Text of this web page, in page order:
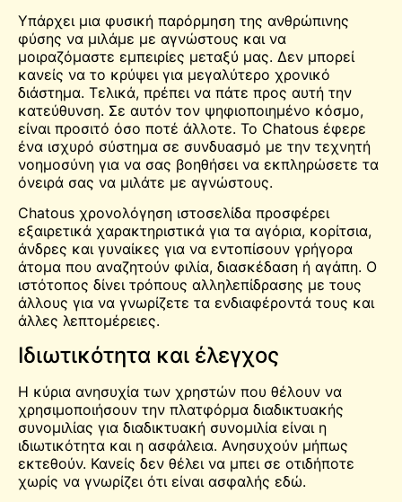
Υπάρχει μια φυσική παρόρμηση της ανθρώπινης
φύσης να μιλάμε με αγνώστους και να
μοιραζόμαστε εμπειρίες μεταξύ μας. Δεν μπορεί
κανείς να το κρύψει για μεγαλύτερο χρονικό
διάστημα. Τελικά, πρέπει να πάτε προς αυτή την
κατεύθυνση. Σε αυτόν τον ψηφιοποιημένο κόσμο,
είναι προσιτό όσο ποτέ άλλοτε. Το Chatous έφερε
ένα ισχυρό σύστημα σε συνδυασμό με την τεχνητή
νοημοσύνη για να σας βοηθήσει να εκπληρώσετε τα
όνειρά σας να μιλάτε με αγνώστους.
Chatous χρονολόγηση ιστοσελίδα προσφέρει
εξαιρετικά χαρακτηριστικά για τα αγόρια, κορίτσια,
άνδρες και γυναίκες για να εντοπίσουν γρήγορα
άτομα που αναζητούν φιλία, διασκέδαση ή αγάπη. Ο
ιστότοπος δίνει τρόπους αλληλεπίδρασης με τους
άλλους για να γνωρίζετε τα ενδιαφέροντά τους και
άλλες λεπτομέρειες.
Ιδιωτικότητα και έλεγχος
Η κύρια ανησυχία των χρηστών που θέλουν να
χρησιμοποιήσουν την πλατφόρμα διαδικτυακής
συνομιλίας για διαδικτυακή συνομιλία είναι η
ιδιωτικότητα και η ασφάλεια. Ανησυχούν μήπως
εκτεθούν. Κανείς δεν θέλει να μπει σε οτιδήποτε
χωρίς να γνωρίζει ότι είναι ασφαλής εδώ.